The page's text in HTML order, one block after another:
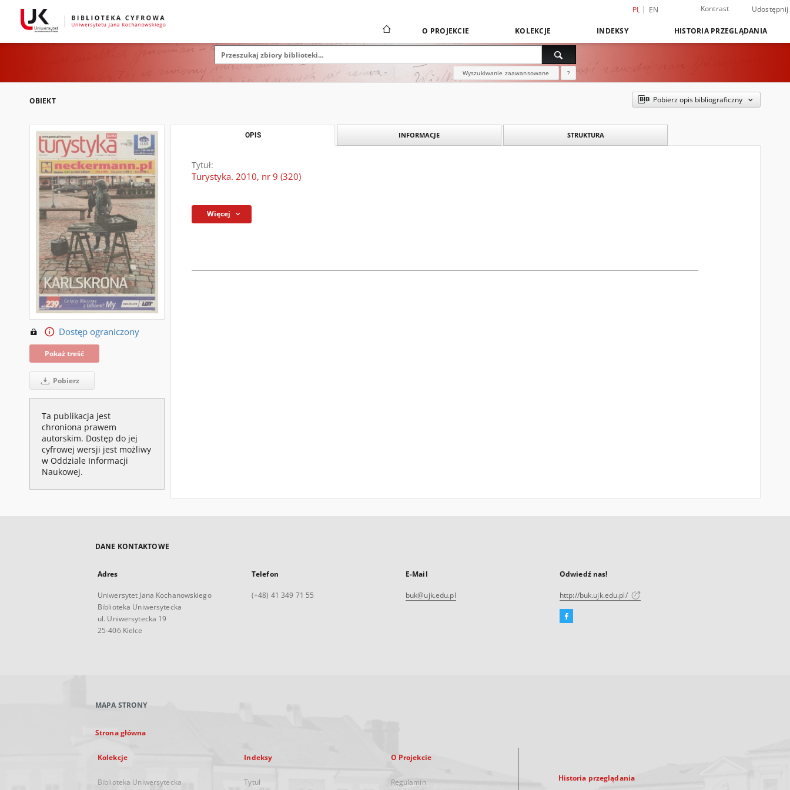
PL EN Kontrast Udostępnij
O PROJEKCIE KOLEKCJE INDEKSY HISTORIA PRZEGLĄDANIA
Wyszukiwanie zaawansowane ?
OBIEKT Pobierz opis bibliograficzny
Dostęp ograniczony
Pokaż treść
Pobierz
Ta publikacja jest
chroniona prawem
autorskim. Dostęp do jej
cyfrowej wersji jest możliwy
w Oddziale Informacji
Naukowej.
OPIS INFORMACJE STRUKTURA
Tytuł:
Turystyka. 2010, nr 9 (320)
Więcej
DANE KONTAKTOWE
Adres
Uniwersytet Jana Kochanowskiego
Biblioteka Uniwersytecka
ul. Uniwersytecka 19
25-406 Kielce
Telefon
(+48) 41 349 71 55
E-Mail
buk@ujk.edu.pl
Odwiedź nas!
http://buk.ujk.edu.pl/
Facebook
MAPA STRONY
Strona główna
Kolekcje
Biblioteka Uniwersytecka
Indeksy
Tytuł
O Projekcie
Regulamin Historia przeglądania